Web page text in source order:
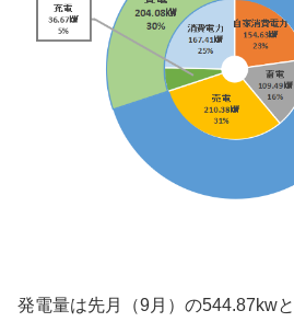
発電量は先月（9月）の544.87kw